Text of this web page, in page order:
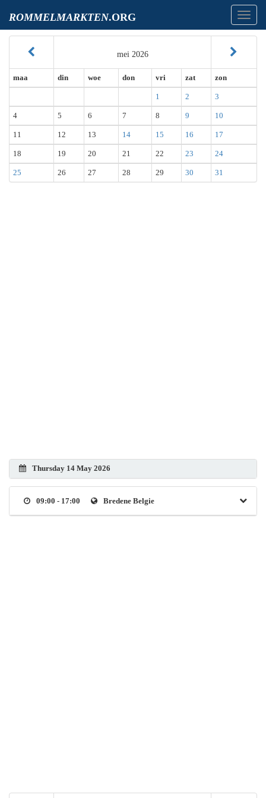
ROMMELMARKTEN.ORG
mei 2026
maa din woe don vri zat zon
1 2 3
4 5 6 7 8 9 10
11 12 13 14 15 16 17
18 19 20 21 22 23 24
25 26 27 28 29 30 31
Thursday 14 May 2026
09:00 - 17:00 Bredene Belgie